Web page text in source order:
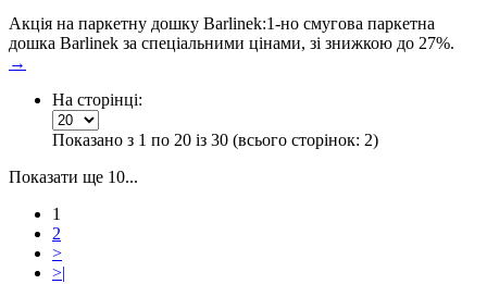
Акція на паркетну дошку Barlinek:1-но смугова паркетна
дошка Barlinek за спеціальними цінами, зі знижкою до 27%.
→
На сторінці:
Показано з 1 по 20 із 30 (всього сторінок: 2)
Показати ще 10...
1
2
>
>|